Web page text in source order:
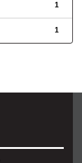
1
1